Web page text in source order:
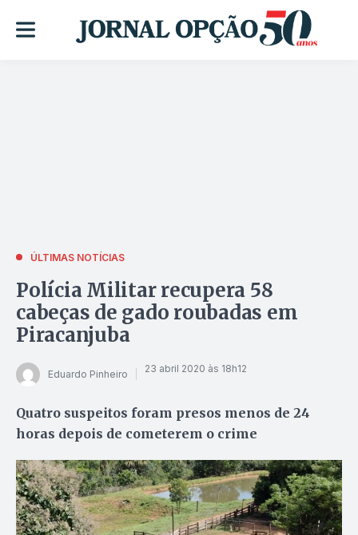
ÚLTIMAS NOTÍCIAS
Polícia Militar recupera 58
cabeças de gado roubadas em
Piracanjuba
Eduardo Pinheiro 23 abril 2020 às 18h12
Quatro suspeitos foram presos menos de 24
horas depois de cometerem o crime